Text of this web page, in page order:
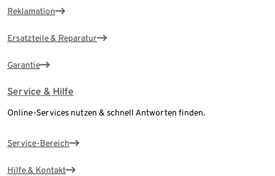
Reklamation
Ersatzteile & Reparatur
Garantie
Service & Hilfe
Online-Services nutzen & schnell Antworten finden.
Service-Bereich
Hilfe & Kontakt